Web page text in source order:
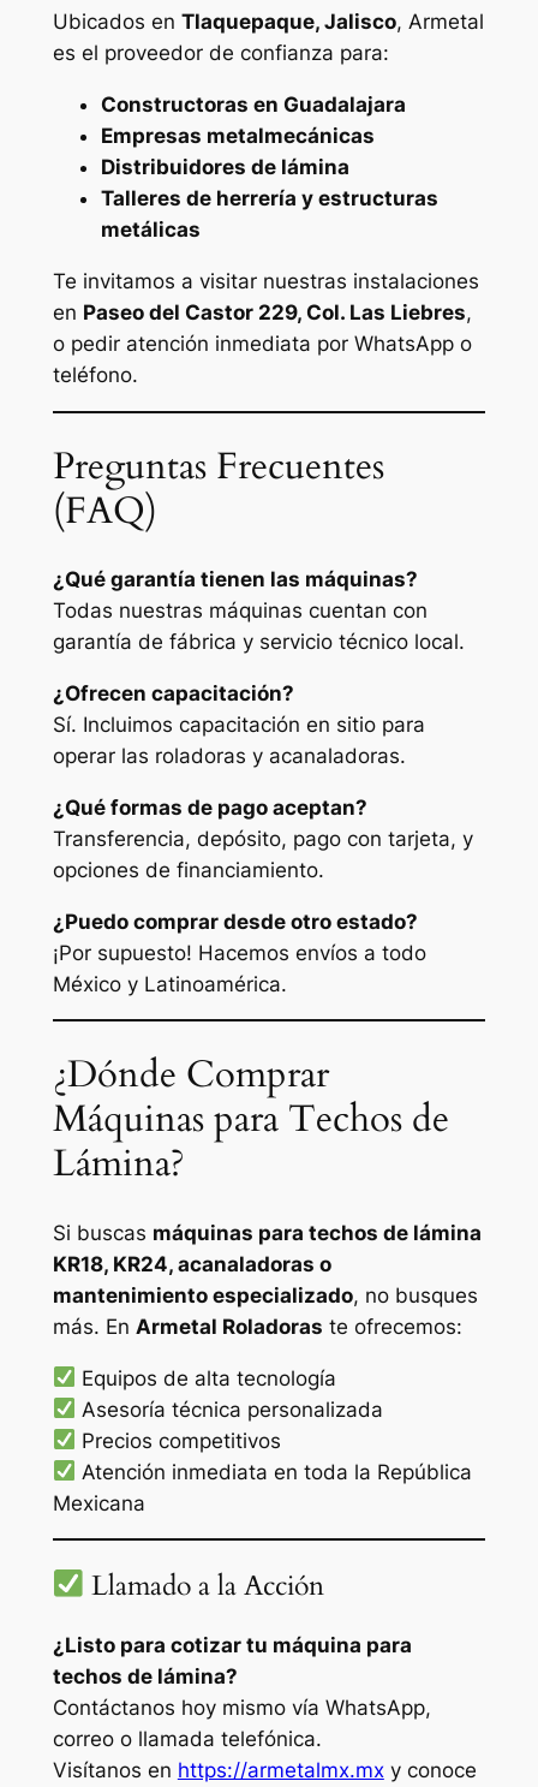
Ubicados en Tlaquepaque, Jalisco, Armetal
es el proveedor de confianza para:
Constructoras en Guadalajara
Empresas metalmecánicas
Distribuidores de lámina
Talleres de herrería y estructuras
metálicas
Te invitamos a visitar nuestras instalaciones
en Paseo del Castor 229, Col. Las Liebres,
o pedir atención inmediata por WhatsApp o
teléfono.
Preguntas Frecuentes
(FAQ)
¿Qué garantía tienen las máquinas?
Todas nuestras máquinas cuentan con
garantía de fábrica y servicio técnico local.
¿Ofrecen capacitación?
Sí. Incluimos capacitación en sitio para
operar las roladoras y acanaladoras.
¿Qué formas de pago aceptan?
Transferencia, depósito, pago con tarjeta, y
opciones de financiamiento.
¿Puedo comprar desde otro estado?
¡Por supuesto! Hacemos envíos a todo
México y Latinoamérica.
¿Dónde Comprar
Máquinas para Techos de
Lámina?
Si buscas máquinas para techos de lámina
KR18, KR24, acanaladoras o
mantenimiento especializado, no busques
más. En Armetal Roladoras te ofrecemos:
Equipos de alta tecnología
Asesoría técnica personalizada
Precios competitivos
Atención inmediata en toda la República
Mexicana
Llamado a la Acción
¿Listo para cotizar tu máquina para
techos de lámina?
Contáctanos hoy mismo vía WhatsApp,
correo o llamada telefónica.
Visítanos en https://armetalmx.mxy conoce